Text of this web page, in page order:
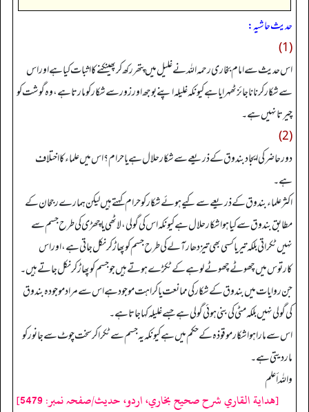
حدیث حاشیہ:
(1)
اس حدیث سے امام بخاری رحمہ اللہ نے غلیل میں پتھر رکھ کر پھینکنے کا اثبات کیا ہے اور اس
سے شکار کرنا ناجائز ٹھہرایا ہے کیونکہ غلیلہ اپنے بوجھ اور زور سے شکار کو مارتا ہے، وہ گوشت کو
چیرتا نہیں ہے۔
(2)
دور حاضر کی ایجاد بندوق کے ذریعے سے شکار حلال ہے یا حرام؟ اس میں علماء کا اختلاف
ہے۔
اکثر علماء بندوق کے ذریعے سے کیے ہوئے شکار کو حرام کہتے ہیں لیکن ہمارے رجحان کے
مطابق بندوق سے کیا ہوا شکار حلال ہے کیونکہ اس کی گولی، لاٹھی یا چھڑی کی طرح جسم سے
نہیں ٹکراتی بلکہ تیر یا کسی بھی تیز دھار آلے کی طرح جسم کو پھاڑ کر نکل جاتی ہے، اور اس
کارتوس میں چھوٹے چھوٹے لوہے کے ٹکڑے ہوتے ہیں جو جسم کو پھاڑ کر نکل جاتے ہیں۔
جن روایات میں بندوق کے شکار کی ممانعت یا کراہت موجود ہے اس سے مراد موجودہ بندوق
کی گولی نہیں بلکہ مٹی کی بنی ہوئی گولی ہے جسے غلیلہ کہا جاتا ہے۔
اس سے مارا ہوا شکار موقوذہ کے حکم میں ہے کیونکہ یہ جسم سے ٹکرا کر سخت چوٹ سے جانور کو
مار دیتی ہے۔
واللہ أعلم
[هداية القاري شرح صحيح بخاري، اردو، حدیث/صفحہ نمبر: 5479]